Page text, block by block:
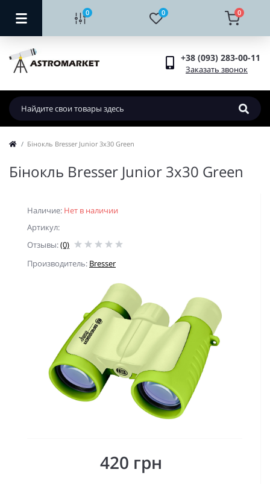
0 0 0
+38 (093) 283-00-11
Заказать звонок
Бінокль Bresser Junior 3x30 Green
Бінокль Bresser Junior 3x30 Green
Наличие: Нет в наличии
Артикул:
Отзывы:(0)
Производитель: Bresser
420 грн